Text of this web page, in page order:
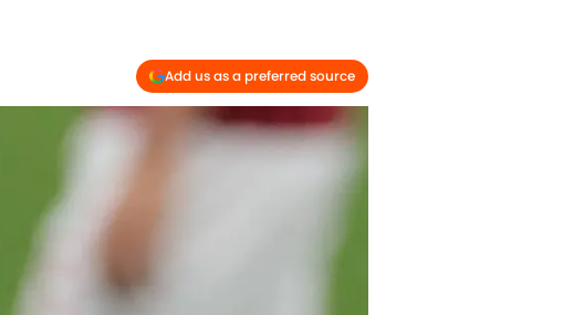
Add us as a preferred source